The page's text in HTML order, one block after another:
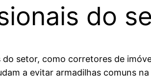
do
setor, como corretores de
a evitar armadilhas comuns